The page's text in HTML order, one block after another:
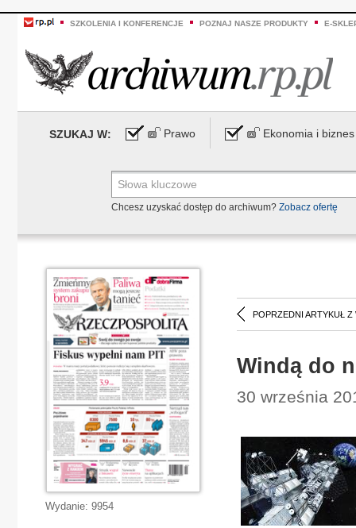
SZKOLENIA I KONFERENCJE POZNAJ NASZE PRODUKTY E-
SZUKAJ W: Prawo Ekonomia i biznes
Chcesz uzyskać dostęp do archiwum? Zobacz ofertę
POPRZEDNI ARTYKUŁ Z
Windą do
30 września
Wydanie: 9954